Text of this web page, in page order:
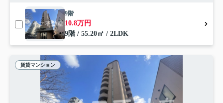
9階
10.8万円
9階 / 55.20㎡ / 2LDK
賃貸マンション